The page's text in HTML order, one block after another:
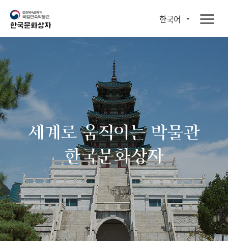
한국어
세계로 움직이는 박물관
한국문화상자